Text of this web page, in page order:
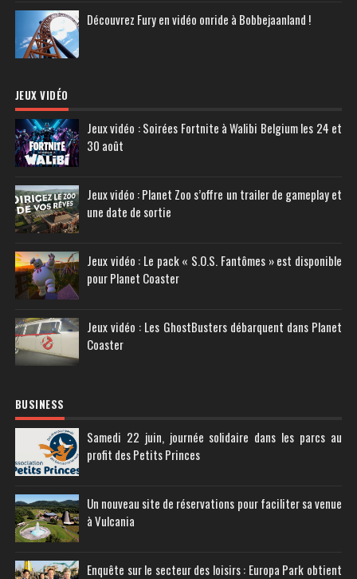
Découvrez Fury en vidéo onride à Bobbejaanland !
JEUX VIDÉO
Jeux vidéo : Soirées Fortnite à Walibi Belgium les 24 et
30 août
Jeux vidéo : Planet Zoo s’offre un trailer de gameplay et
une date de sortie
Jeux vidéo : Le pack « S.O.S. Fantômes » est disponible
pour Planet Coaster
Jeux vidéo : Les GhostBusters débarquent dans Planet
Coaster
BUSINESS
Samedi 22 juin, journée solidaire dans les parcs au
profit des Petits Princes
Un nouveau site de réservations pour faciliter sa venue
à Vulcania
Enquête sur le secteur des loisirs : Europa Park obtient